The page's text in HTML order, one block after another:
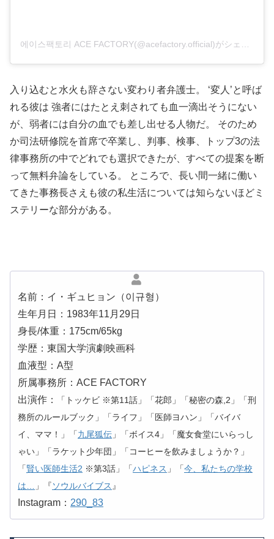
入り込むと水火も辞さない変わり者弁護士。 ‘変人’と呼ば
れる彼は 強者にはたとえ刺されても血一滴出そうにない
が、弱者には自分の血でも差し出せる人物だ。 そのため
か司法研修院を首席で卒業し、判事、検事、トップ3の法
律事務所の中でどれでも選択できたが、すべての提案を断
って無料弁論をしている。 ところで、長い間一緒に働い
てきた事務長さえも彼の私生活については知らないほどミ
ステリーな部分がある。
名前：イ・ギュヒョン（이규형）
生年月日：1983年11月29日
身長/体重：175cm/65kg
学歴：東国大学演劇映画科
血液型：A型
所属事務所：ACE FACTORY
出演作：
「トッケビ ※第11話」「花郎」「秘密の森,2」「刑
務所のルールブック」「ライフ」「医師ヨハン」「バイバ
イ、ママ！」「九尾狐伝 」「ボイス4」「魔女食堂にいらっし
ゃい」「ラケット少年団」「コーヒーを飲みましょうか？」
「賢い医師生活2 ※第3話」「ハピネス 」「今、私たちの学校
は… 」『ソウルバイブス 』
Instagram： 290_83